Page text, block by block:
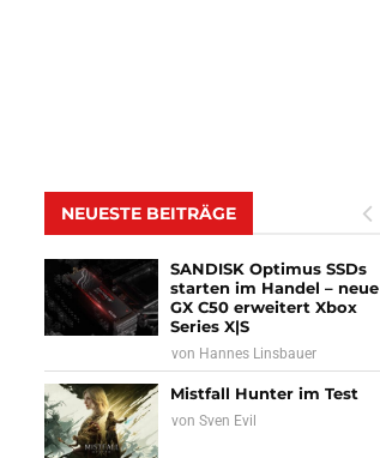
NEUESTE BEITRÄGE
SANDISK Optimus SSDs
starten im Handel – neue
GX C50 erweitert Xbox
Series X|S
von Hannes Linsbauer
Mistfall Hunter im Test
vonSven Evil